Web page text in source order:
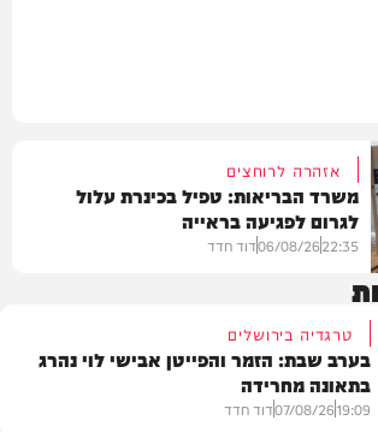
אזהרה לרוחצים
משרד הבריאות: טפיל בכינרת עלול
לגרום לפגיעה בראייה
22:35
06/08/26דוד חדד
טרגדיה בירושלים
בערב שבת: הזמר והפייטן אבישי לוי נהרג
בתאונה מחרידה
19:09
07/08/26דוד חדד